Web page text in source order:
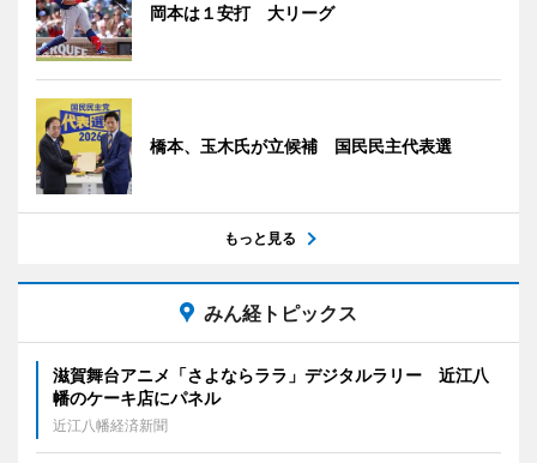
岡本は１安打 大リーグ
橋本、玉木氏が立候補 国民民主代表選
もっと見る
みん経トピックス
滋賀舞台アニメ「さよならララ」デジタルラリー 近江八
幡のケーキ店にパネル
近江八幡経済新聞